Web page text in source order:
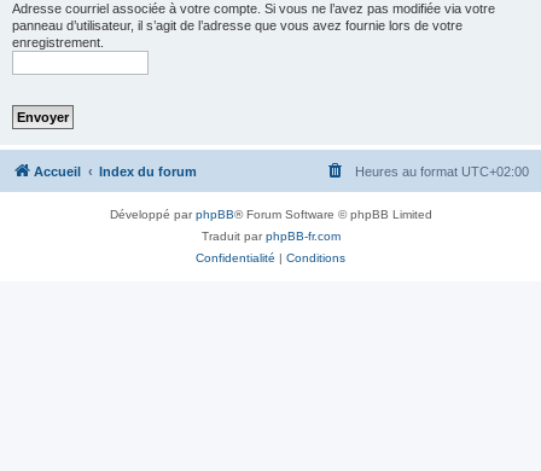
Adresse courriel associée à votre compte. Si vous ne l’avez pas modifiée via votre
panneau d’utilisateur, il s’agit de l’adresse que vous avez fournie lors de votre
enregistrement.
Accueil Index du forum Heures au format UTC+02:00
Développé parphpBB® Forum Software © phpBB Limited
Traduit parphpBB-fr.com
Confidentialité | Conditions